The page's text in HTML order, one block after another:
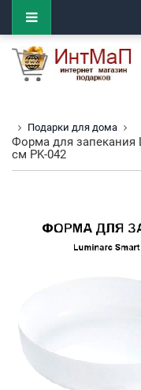
Подарки для дома
Форма для запекания
см PK-042